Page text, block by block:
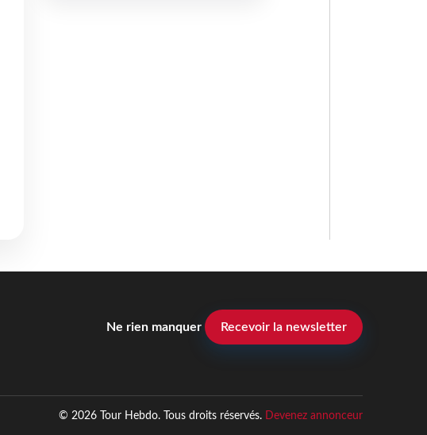
Ne rien manquer Recevoir la newsletter
© 2026 Tour Hebdo. Tous droits réservés. Devenez annonceur